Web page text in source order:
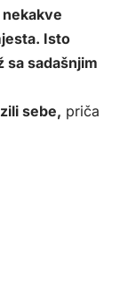
Isto
sa sadašnjim
sebe, priča